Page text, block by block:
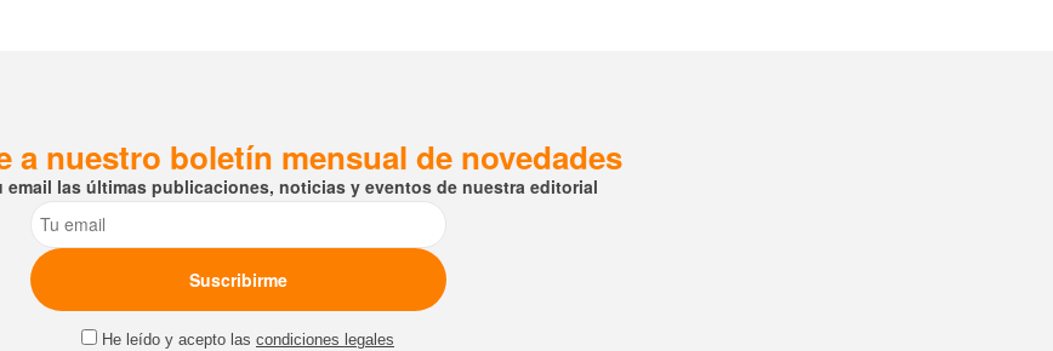
a nuestro boletín mensual de novedades
email las últimas publicaciones, noticias y eventos de nuestra editorial
Email
He leído y acepto las condiciones legales